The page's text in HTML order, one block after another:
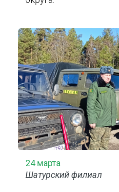
24 марта
Шатурский филиал